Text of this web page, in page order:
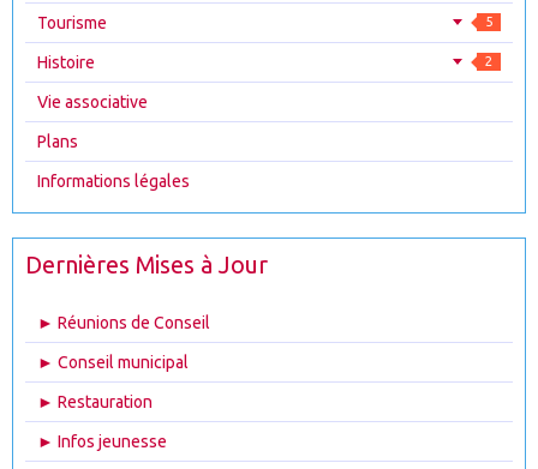
Tourisme 5
Histoire 2
Vie associative
Plans
Informations légales
Dernières Mises à Jour
► Réunions de Conseil
► Conseil municipal
► Restauration
► Infos jeunesse